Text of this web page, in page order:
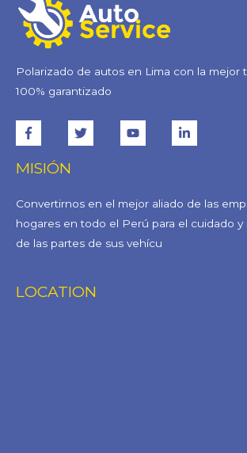
Polarizado de autos en Lima con la mejor
100% garantizado
MISIÓN
Convertirnos en el mejor aliado de las
hogares en todo el Perú para el cuidado
de las partes de sus vehícu
LOCATION